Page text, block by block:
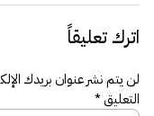
اترك تعليقاً
لن يتم نشر عنوان بريدك
التعليق*